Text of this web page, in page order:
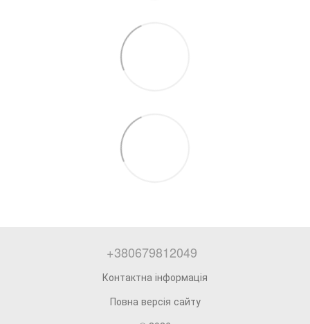
+380679812049
Контактна інформація
Повна версія сайту